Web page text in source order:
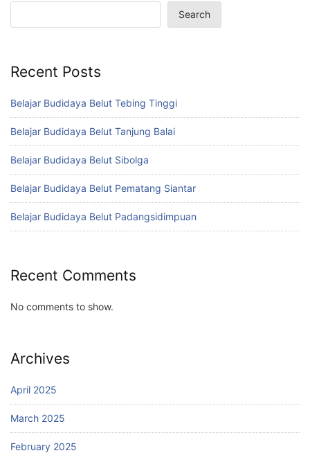
Search
Recent Posts
Belajar Budidaya Belut Tebing Tinggi
Belajar Budidaya Belut Tanjung Balai
Belajar Budidaya Belut Sibolga
Belajar Budidaya Belut Pematang Siantar
Belajar Budidaya Belut Padangsidimpuan
Recent Comments
No comments to show.
Archives
April 2025
March 2025
February 2025